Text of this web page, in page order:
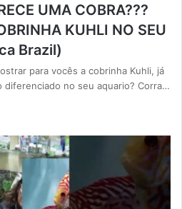
UMA COBRA???
KUHLI NO SEU
Brazil)
para vocês a cobrinha Kuhli, já
diferenciado no seu aquario? Corra…